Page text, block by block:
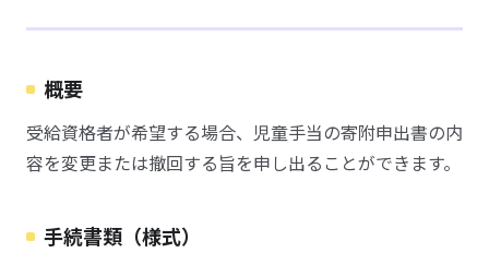
概要
受給資格者が希望する場合、児童手当の寄附申出書の内
容を変更または撤回する旨を申し出ることができます。
手続書類（様式）